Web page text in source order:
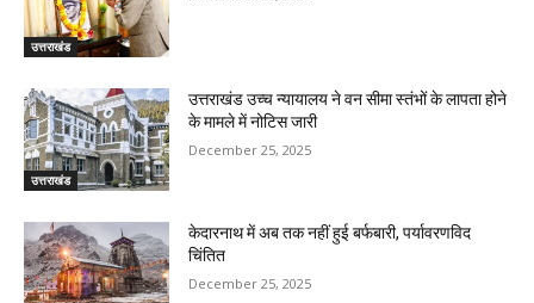
उत्तराखंड
उत्तराखंड
उत्तराखंड उच्च न्यायालय ने वन सीमा स्तंभों के लापता होने
के मामले में नोटिस जारी
December 25, 2025
केदारनाथ में अब तक नहीं हुई बर्फबारी, पर्यावरणविद
चिंतित
December 25, 2025